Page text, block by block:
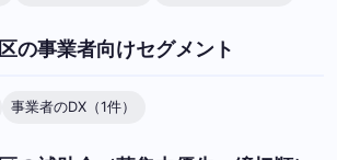
の事業者向けセグメント
事業者のDX（1件）